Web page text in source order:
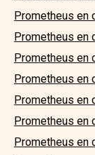
Prometheus en
Prometheus en
Prometheus en
Prometheus en
Prometheus en
Prometheus en
Prometheus en